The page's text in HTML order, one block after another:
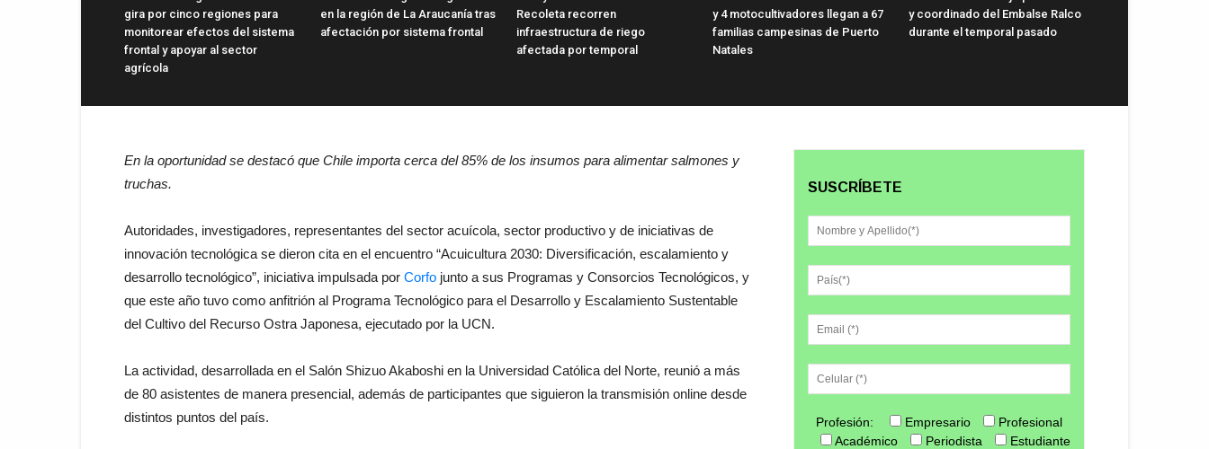
gira por cinco regiones para
monitorear efectos del sistema
frontal y apoyar al sector
agrícola
en la región de La Araucanía tras
afectación por sistema frontal
Recoleta recorren
infraestructura de riego
afectada por temporal
y 4 motocultivadores llegan a 67
familias campesinas de Puerto
Natales
y coordinado del Embalse Ralco
durante el temporal pasado
En la oportunidad se destacó que Chile importa cerca del 85% de los insumos para alimentar salmones y
truchas.
Autoridades, investigadores, representantes del sector acuícola, sector productivo y de iniciativas de
innovación tecnológica se dieron cita en el encuentro “Acuicultura 2030: Diversificación, escalamiento y
desarrollo tecnológico”, iniciativa impulsada por Corfo junto a sus Programas y Consorcios Tecnológicos, y
que este año tuvo como anfitrión al Programa Tecnológico para el Desarrollo y Escalamiento Sustentable
del Cultivo del Recurso Ostra Japonesa, ejecutado por la UCN.
La actividad, desarrollada en el Salón Shizuo Akaboshi en la Universidad Católica del Norte, reunió a más
de 80 asistentes de manera presencial, además de participantes que siguieron la transmisión online desde
distintos puntos del país.
SUSCRÍBETE
Profesión: Empresario
Profesional
Académico
Periodista
Estudiante